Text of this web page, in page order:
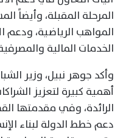
المرحلة المقبلة، وأيضاً
المواهب الرياضية، ودعم
الخدمات المالية
وأكد جوهر نبيل، وزير
أهمية كبيرة لتعزيز
الرائدة، وفي مقدمتها
دعم خطط الدولة لبناء